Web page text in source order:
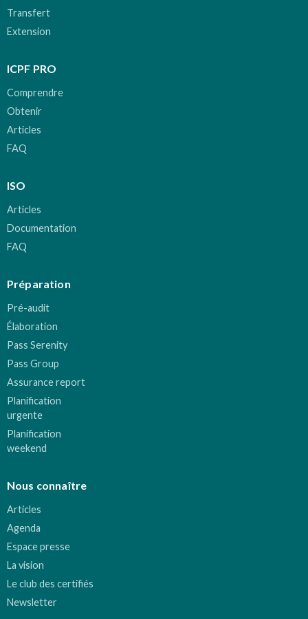
Transfert
Extension
ICPF PRO
Comprendre
Obtenir
Articles
FAQ
ISO
Articles
Documentation
FAQ
Préparation
Pré-audit
Élaboration
Pass Serenity
Pass Group
Assurance report
Planification
urgente
Planification
weekend
Nous connaître
Articles
Agenda
Espace presse
La vision
Le club des certifiés
Newsletter